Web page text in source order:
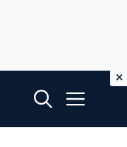
Menu